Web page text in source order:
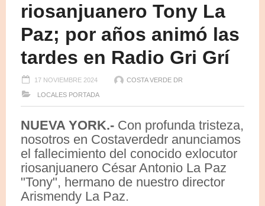
riosanjuanero Tony La
Paz; por años animó las
tardes en Radio Gri Grí
17 NOVIEMBRE 2024 COSTA VERDE DR
LOCALES PORTADA
NUEVA YORK.- Con profunda tristeza,
nosotros en Costaverdedr anunciamos
el fallecimiento del conocido exlocutor
riosanjuanero César Antonio La Paz
"Tony", hermano de nuestro director
Arismendy La Paz.